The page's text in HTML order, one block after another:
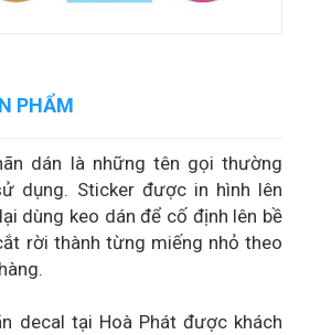
PHẨM
dán là những tên gọi thường
dụng. Sticker được in hình lên
dùng keo dán để cố định lên bề
rời thành từng miếng nhỏ theo
decal tại Hoà Phát được khách